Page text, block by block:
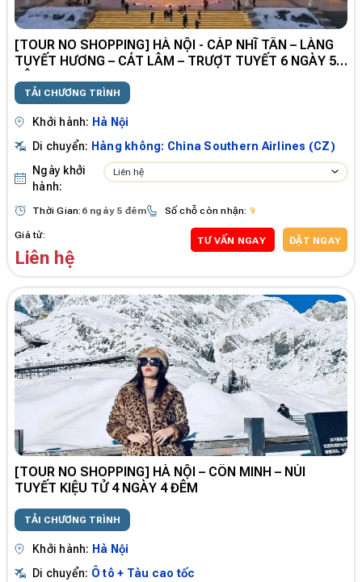
[TOUR NO SHOPPING] HÀ NỘI - CÁP NHĨ TÂN – LÀNG
TUYẾT HƯƠNG – CÁT LÂM – TRƯỢT TUYẾT 6 NGÀY 5
TẢI CHƯƠNG TRÌNH
Khởi hành: Hà Nội
Di chuyển: Hàng không: China Southern Airlines (CZ)
Ngày khởi
hành:
Liên hệ
Thời Gian: 6 ngày 5 đêm Số chỗ còn nhận: 9
Giá từ:
Liên hệ
TƯ VẤN NGAY ĐẶT NGAY
[TOUR NO SHOPPING] HÀ NỘI – CÔN MINH – NÚI
TUYẾT KIỆU TỬ 4 NGÀY 4 ĐÊM
TẢI CHƯƠNG TRÌNH
Khởi hành: Hà Nội
Di chuyển: Ô tô + Tàu cao tốc